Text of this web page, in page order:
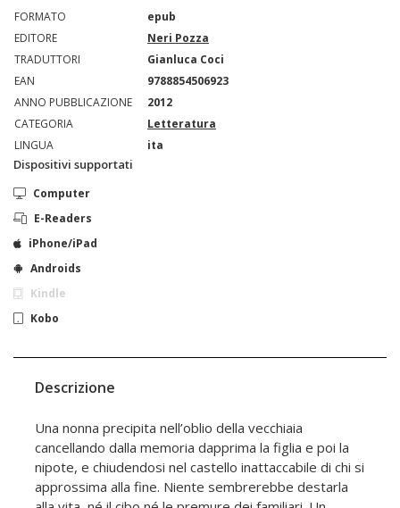
FORMATO
epub
EDITORE
Neri Pozza
TRADUTTORI
Gianluca Coci
EAN
9788854506923
ANNO PUBBLICAZIONE
2012
CATEGORIA
Letteratura
LINGUA
ita
Dispositivi supportati
Computer
E-Readers
iPhone/iPad
Androids
Kindle
Kobo
Descrizione
Una nonna precipita nell’oblio della vecchiaia
cancellando dalla memoria dapprima la figlia e poi la
nipote, e chiudendosi nel castello inattaccabile di chi si
approssima alla fine. Niente sembrerebbe destarla